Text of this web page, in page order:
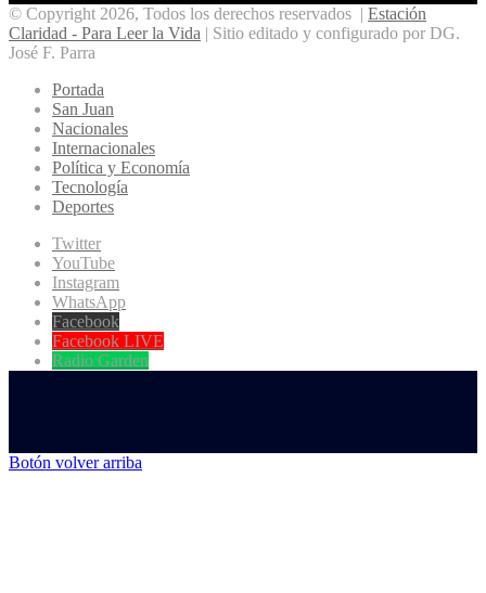
© Copyright 2026, Todos los derechos reservados | Estación
Claridad - Para Leer la Vida | Sitio editado y configurado por DG.
José F. Parra
Portada
San Juan
Nacionales
Internacionales
Política y Economía
Tecnología
Deportes
Twitter
YouTube
Instagram
WhatsApp
Facebook
Facebook LIVE
Radio Garden
Botón volver arriba